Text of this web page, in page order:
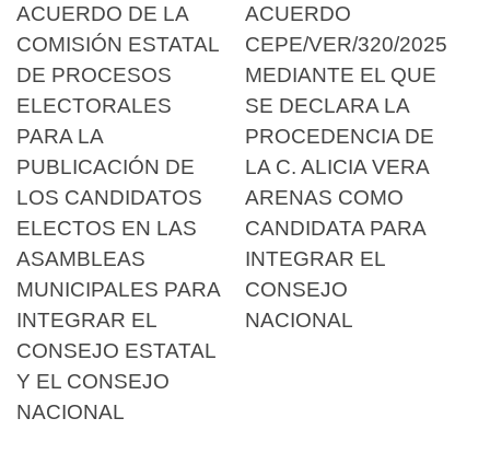
ACUERDO DE LA
COMISIÓN ESTATAL
DE PROCESOS
ELECTORALES
PARA LA
PUBLICACIÓN DE
LOS CANDIDATOS
ELECTOS EN LAS
ASAMBLEAS
MUNICIPALES PARA
INTEGRAR EL
CONSEJO ESTATAL
Y EL CONSEJO
NACIONAL
ACUERDO
CEPE/VER/320/2025
MEDIANTE EL QUE
SE DECLARA LA
PROCEDENCIA DE
LA C. ALICIA VERA
ARENAS COMO
CANDIDATA PARA
INTEGRAR EL
CONSEJO
NACIONAL